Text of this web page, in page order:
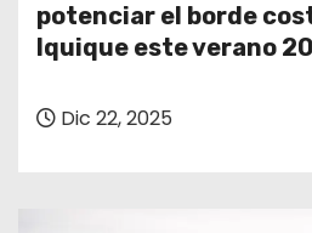
potenciar el borde
Iquique este verano
Dic 22, 2025